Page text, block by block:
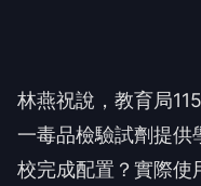
林燕祝說，教育局
一毒品檢驗試劑提供
校完成配置？實際使